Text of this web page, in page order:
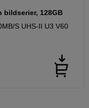
128GB
S UHS-II U3 V60